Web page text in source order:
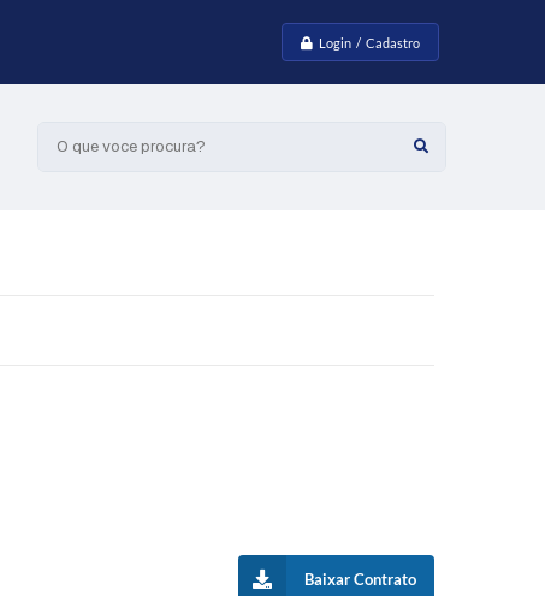
Login / Cadastro
O que voce procura?
Baixar Contrato